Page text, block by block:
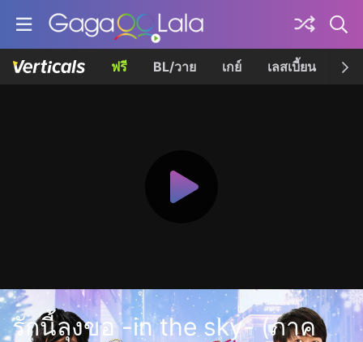
ฟรี BL/วาย เกย์ เลสเบี้ยน เค
รักนี้ลุงขอ -in the sky- (ภาค